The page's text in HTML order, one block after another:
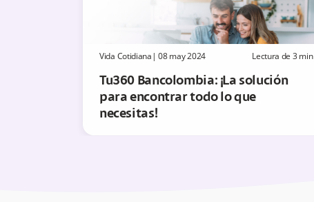
Vida Cotidiana | 08 may 2024 Lectura de 3 min
Tu360 Bancolombia: ¡La solución
para encontrar todo lo que
necesitas!